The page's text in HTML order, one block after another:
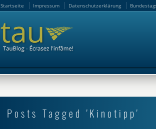
Startseite Impressum Datenschutzerklärung
Posts Tagged 'Kinotipp'
Startseite Impressum Datenschutzerklärung